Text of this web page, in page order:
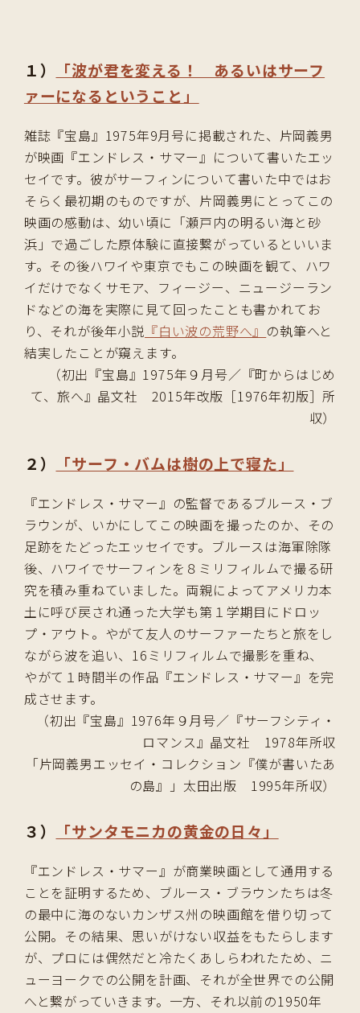
１）
「波が君を変える！ あるいはサーフ
ァーになるということ」
雑誌『宝島』1975年9月号に掲載された、片岡義男
が映画『エンドレス・サマー』について書いたエッ
セイです。彼がサーフィンについて書いた中ではお
そらく最初期のものですが、片岡義男にとってこの
映画の感動は、幼い頃に「瀬戸内の明るい海と砂
浜」で過ごした原体験に直接繋がっているといいま
す。その後ハワイや東京でもこの映画を観て、ハワ
イだけでなくサモア、フィージー、ニュージーラン
ドなどの海を実際に見て回ったことも書かれてお
り、それが後年小説 『白い波の荒野へ』 の執筆へと
結実したことが窺えます。
（初出『宝島』1975年９月号／『町からはじめ
て、旅へ』晶文社 2015年改版［1976年初版］所
収）
２） 「サーフ・バムは樹の上で寝た」
『エンドレス・サマー』の監督であるブルース・ブ
ラウンが、いかにしてこの映画を撮ったのか、その
足跡をたどったエッセイです。ブルースは海軍除隊
後、ハワイでサーフィンを８ミリフィルムで撮る研
究を積み重ねていました。両親によってアメリカ本
土に呼び戻され通った大学も第１学期目にドロッ
プ・アウト。やがて友人のサーファーたちと旅をし
ながら波を追い、16ミリフィルムで撮影を重ね、
やがて１時間半の作品『エンドレス・サマー』を完
成させます。
（初出『宝島』1976年９月号／『サーフシティ・
ロマンス』晶文社 1978年所収
「片岡義男エッセイ・コレクション『僕が書いたあ
の島』」太田出版 1995年所収）
３） 「サンタモニカの黄金の日々」
『エンドレス・サマー』が商業映画として通用する
ことを証明するため、ブルース・ブラウンたちは冬
の最中に海のないカンザス州の映画館を借り切って
公開。その結果、思いがけない収益をもたらします
が、プロには偶然だと冷たくあしらわれたため、ニ
ューヨークでの公開を計画、それが全世界での公開
へと繋がっていきます。一方、それ以前の1950年